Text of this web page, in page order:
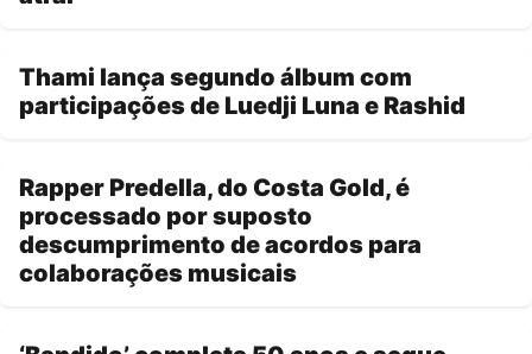
Thami lança segundo álbum com
participações de Luedji Luna e Rashid
Rapper Predella, do Costa Gold, é
processado por suposto
descumprimento de acordos para
colaborações musicais